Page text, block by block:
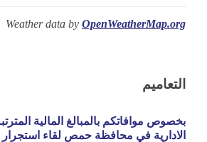
Weather data by OpenWeatherMap.org
التعاميم
بخصوص موافاتكم بالمبالغ المالية
الادارية في محافظة حمص لقاء استجرار